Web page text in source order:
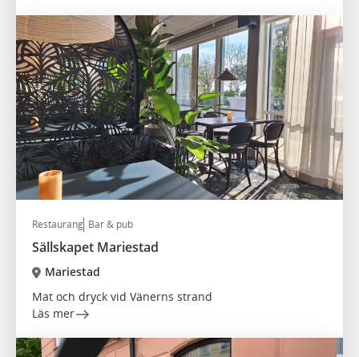
Restaurang Bar & pub
Sällskapet Mariestad
Mariestad
Mat och dryck vid Vänerns strand
Läs mer